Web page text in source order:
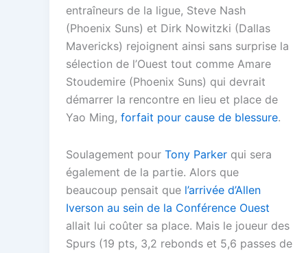
entraîneurs de la ligue, Steve Nash
(Phoenix Suns) et Dirk Nowitzki (Dallas
Mavericks) rejoignent ainsi sans surprise la
sélection de l’Ouest tout comme Amare
Stoudemire (Phoenix Suns) qui devrait
démarrer la rencontre en lieu et place de
Yao Ming, forfait pour cause de blessure.
Soulagement pour Tony Parker qui sera
également de la partie. Alors que
beaucoup pensait que l’arrivée d’Allen
Iverson au sein de la Conférence Ouest
allait lui coûter sa place. Mais le joueur des
Spurs (19 pts, 3,2 rebonds et 5,6 passes de